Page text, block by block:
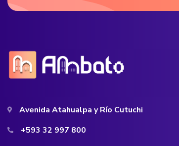
Avenida Atahualpa y Río Cutuchi
+593 32 997 800